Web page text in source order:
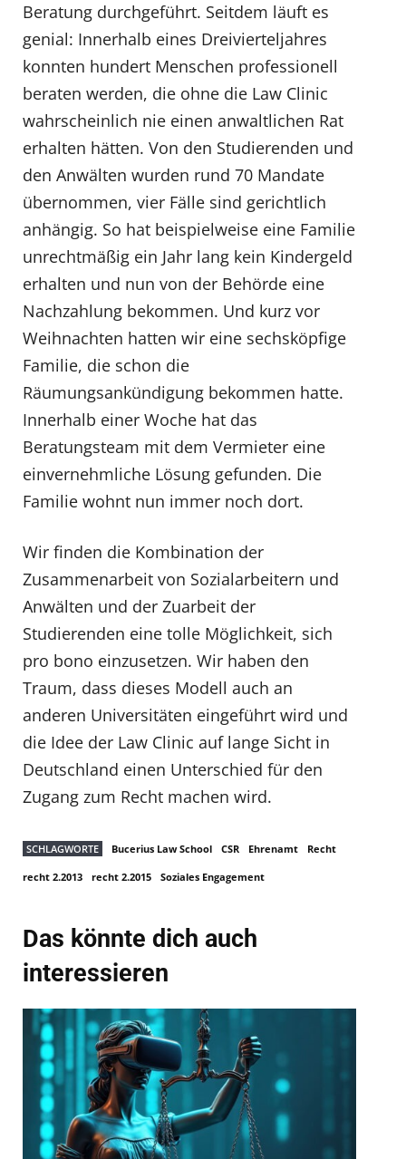
Beratung durchgeführt. Seitdem läuft es
genial: Innerhalb eines Dreivierteljahres
konnten hundert Menschen professionell
beraten werden, die ohne die Law Clinic
wahrscheinlich nie einen anwaltlichen Rat
erhalten hätten. Von den Studierenden und
den Anwälten wurden rund 70 Mandate
übernommen, vier Fälle sind gerichtlich
anhängig. So hat beispielweise eine Familie
unrechtmäßig ein Jahr lang kein Kindergeld
erhalten und nun von der Behörde eine
Nachzahlung bekommen. Und kurz vor
Weihnachten hatten wir eine sechsköpfige
Familie, die schon die
Räumungsankündigung bekommen hatte.
Innerhalb einer Woche hat das
Beratungsteam mit dem Vermieter eine
einvernehmliche Lösung gefunden. Die
Familie wohnt nun immer noch dort.
Wir finden die Kombination der
Zusammenarbeit von Sozialarbeitern und
Anwälten und der Zuarbeit der
Studierenden eine tolle Möglichkeit, sich
pro bono einzusetzen. Wir haben den
Traum, dass dieses Modell auch an
anderen Universitäten eingeführt wird und
die Idee der Law Clinic auf lange Sicht in
Deutschland einen Unterschied für den
Zugang zum Recht machen wird.
SCHLAGWORTE Bucerius Law School CSR Ehrenamt Recht
recht 2.2013 recht 2.2015 Soziales Engagement
Das könnte dich auch
interessieren